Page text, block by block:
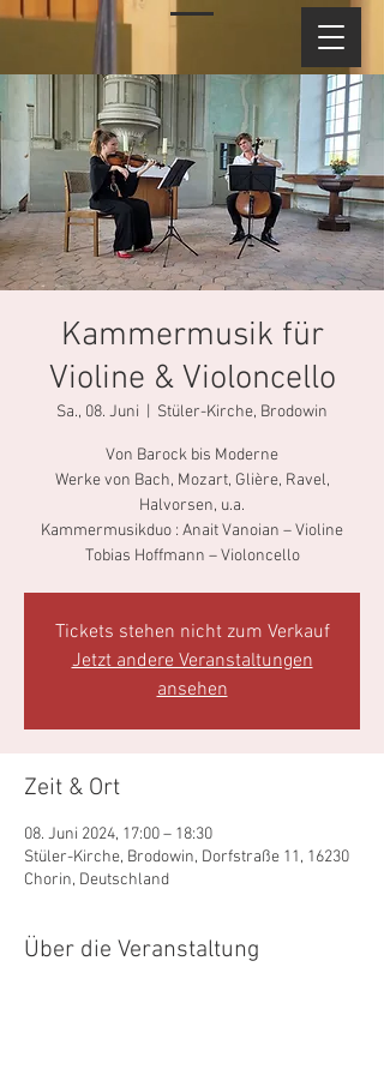
Kammermusik für
Violine & Violoncello
Sa., 08. Juni Stüler-Kirche, Brodowin
Von Barock bis Moderne
Werke von Bach, Mozart, Glière, Ravel,
Halvorsen, u.a.
Kammermusikduo : Anait Vanoian – Violine
Tobias Hoffmann – Violoncello
Tickets stehen nicht zum Verkauf
Jetzt andere Veranstaltungen
ansehen
Zeit & Ort
08. Juni 2024, 17:00 – 18:30
Stüler-Kirche, Brodowin, Dorfstraße 11, 16230
Chorin, Deutschland
Über die Veranstaltung